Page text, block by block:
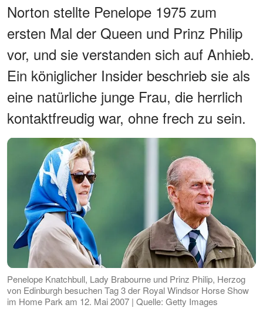
Norton stellte Penelope 1975 zum
ersten Mal der Queen und Prinz Philip
vor, und sie verstanden sich auf Anhieb.
Ein königlicher Insider beschrieb sie als
eine natürliche junge Frau, die herrlich
kontaktfreudig war, ohne frech zu sein.
Penelope Knatchbull, Lady Brabourne und Prinz Philip, Herzog
von Edinburgh besuchen Tag 3 der Royal Windsor Horse Show
im Home Park am 12. Mai 2007 | Quelle: Getty Images